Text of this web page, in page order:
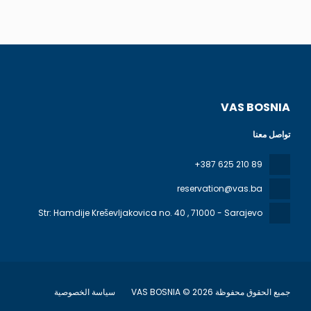
VAS BOSNIA
تواصل معنا
+387 625 210 89
reservation@vas.ba
Str: Hamdije Kreševljakovica no. 40 , 71000 - Sarajevo
جميع الحقوق محفوظة VAS BOSNIA © 2026 سياسة الخصوصية